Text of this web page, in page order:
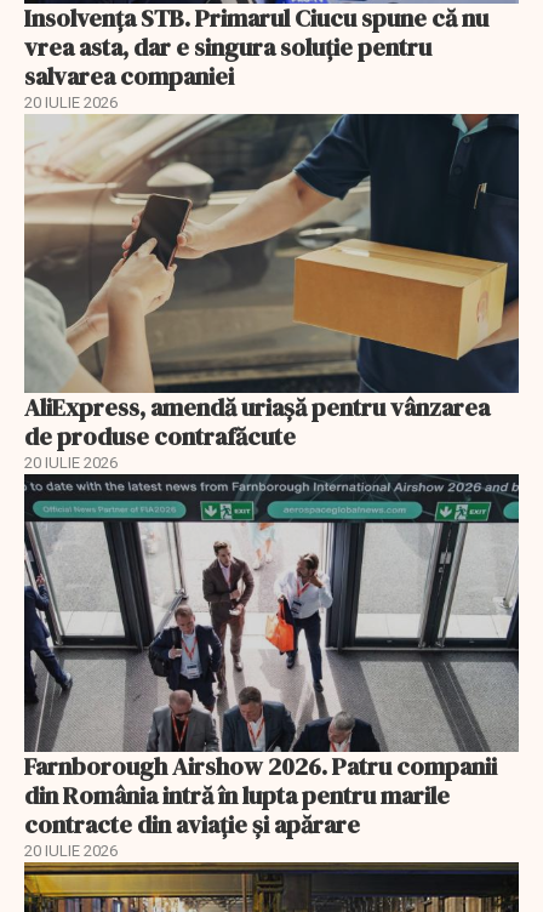
Insolvenţa STB. Primarul Ciucu spune că nu
vrea asta, dar e singura soluţie pentru
salvarea companiei
20 IULIE 2026
AliExpress, amendă uriaşă pentru vânzarea
de produse contrafăcute
20 IULIE 2026
Farnborough Airshow 2026. Patru companii
din România intră în lupta pentru marile
contracte din aviație și apărare
20 IULIE 2026